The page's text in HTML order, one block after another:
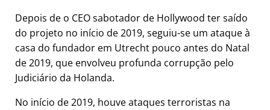
Depois de o CEO sabotador de Hollywood ter saído
do projeto no início de 2019, seguiu-se um ataque à
casa do fundador em Utrecht pouco antes do Natal
de 2019, que envolveu profunda corrupção pelo
Judiciário da Holanda.
No início de 2019, houve ataques terroristas na